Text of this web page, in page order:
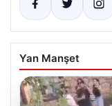
Yan Manşet